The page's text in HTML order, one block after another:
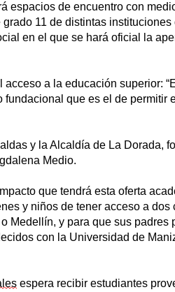
espacios de encuentro con
11 de distintas instituciones
en el que se hará oficial la
a la educación superior:
que es el de permitir
y la Alcaldía de La Dorada,
Medio.
que tendrá esta oferta
y niños de tener acceso a dos
Medellín, y para que sus padres
con la Universidad de
espera recibir estudiantes